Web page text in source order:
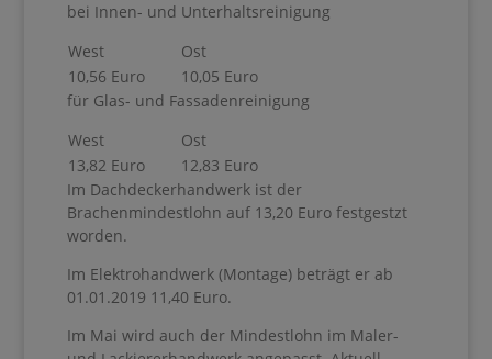
bei Innen- und Unterhaltsreinigung
West
Ost
10,56 Euro
10,05 Euro
für Glas- und Fassadenreinigung
West
Ost
13,82 Euro
12,83 Euro
Im Dachdeckerhandwerk ist der
Brachenmindestlohn auf 13,20 Euro festgestzt
worden.
Im Elektrohandwerk (Montage) beträgt er ab
01.01.2019 11,40 Euro.
Im Mai wird auch der Mindestlohn im Maler-